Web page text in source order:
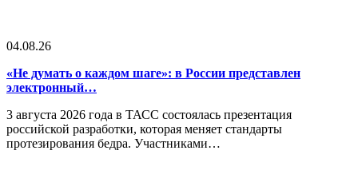
04.08.26
«Не думать о каждом шаге»: в России представлен
электронный…
3 августа 2026 года в ТАСС состоялась презентация
российской разработки, которая меняет стандарты
протезирования бедра. Участниками…